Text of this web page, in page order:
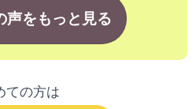
をもっと見る
ての方は